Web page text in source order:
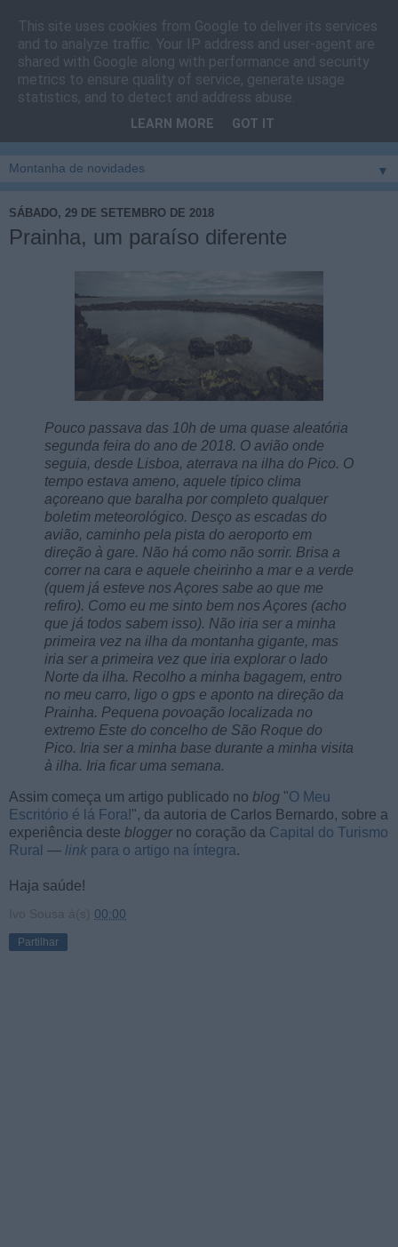
Cais do Pico
Blog sobre um pouco de tudo relacionado com a ilha
vila e ao concelho de São Roque do Pico
▼
SÁBADO, 29 DE SETEMBRO DE 2018
Prainha, um paraíso diferente
Pouco passava das 10h de uma quase aleatória
segunda feira do ano de 2018. O avião onde
seguia, desde Lisboa, aterrava na ilha do Pico. O
tempo estava ameno, aquele típico clima
açoreano que baralha por completo qualquer
boletim meteorológico. Desço as escadas do
avião, caminho pela pista do aeroporto em
direção à gare. Não há como não sorrir. Brisa a
correr na cara e aquele cheirinho a mar e a verde
(quem já esteve nos Açores sabe ao que me
refiro). Como eu me sinto bem nos Açores (acho
que já todos sabem isso). Não iria ser a minha
primeira vez na ilha da montanha gigante, mas
iria ser a primeira vez que iria explorar o lado
Norte da ilha. Recolho a minha bagagem, entro
no meu carro, ligo o gps e aponto na direção da
Prainha. Pequena povoação localizada no
extremo Este do concelho de São Roque do
Pico. Iria ser a minha base durante a minha visita
à ilha. Iria ficar uma semana.
Assim começa um artigo publicado no blog "O Meu
Escritório é lá Fora!", da autoria de Carlos Bernardo, sobre a
experiência deste bloggerno coração da Capital do Turismo
Rural — link para o artigo na íntegra.
Haja saúde!
Ivo Sousa à(s) 00:00
Partilhar
This site uses cookies from Google to deliver its services
and to analyze traffic. Your IP address and user-agent are
shared with Google along with performance and security
metrics to ensure quality of service, generate usage
statistics, and to detect and address abuse.
LEARN MORE GOT IT